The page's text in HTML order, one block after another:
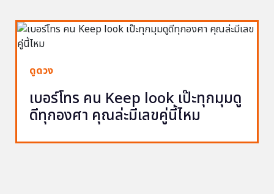
ดูดวง
เบอร์โทร คน Keep look เป๊ะทุกมุมดู
ดีทุกองศา คุณล่ะมีเลขคู่นี้ไหม